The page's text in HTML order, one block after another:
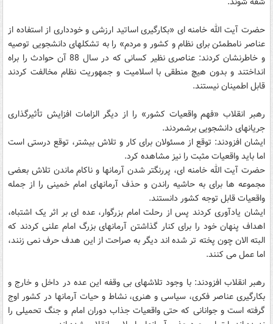
حضرت آیت الله خامنه ای «بکارگیری اساتید ارزشی و خودداری از استفاده از
عناصر نامطمئن برای نظام و کشور و مردم» را به تشکلهای دانشجویی توصیه
و خاطرنشان کردند: عناصری نظیر کسانی که در سال 88 آن حوادث را براه
انداختند و بدون هیچ منطقی با اسلامیت و جمهوریت نظام مخالفت کردند
قابل اطمینان نیستند.
رهبر انقلاب «فهم واقعیات کشور» را از دیگر الزامات افزایش تأثیرگذاری
جریانهای دانشجویی برشمردند.
ایشان افزودند: توقع از مسئولان برای کار و تلاش بیشتر، توقع درستی است
اما باید واقعیات مثبت را نیز مشاهده کرد.
حضرت آیت الله خامنه ای، پررنگتر شدن آرمانها و ناکام ماندن تلاش بعضی
مجموعه ها برای به حاشیه راندن و حذف آرمانهای امام خمینی را از جمله
واقعیات قابل توجه کشور دانستند.
ایشان یادآوری کردند پس از رحلت امام بزرگوار، عده ای بر اثر یک اشتباه،
اهداف پنهان خود را برای کنار گذاشتن آرمانهای بزرگ امام علنی کردند که
البته الان چون پخته تر شده اند دیگر به صراحت از این هدف حرف نمی زنند،
اما عمل می کنند.
رهبر انقلاب افزودند: با وجود تلاشهای بی وقفه این عده در داخل و خارج و
بکارگیری عناصر فکری، سیاسی و هنری، نشاط و حیات آرمانها در کشور اوج
گرفته است و جوانانی که حتی واقعیات جذاب دوران امام و جنگ تحمیلی را